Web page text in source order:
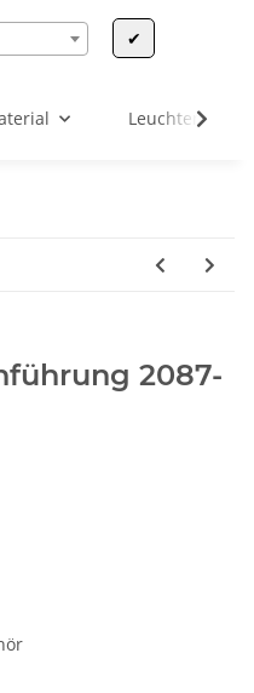
✔
Leuchten &
2087-